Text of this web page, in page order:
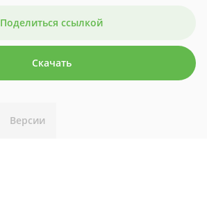
Поделиться ссылкой
Скачать
Версии